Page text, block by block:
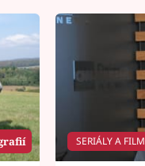
SERIÁLY A